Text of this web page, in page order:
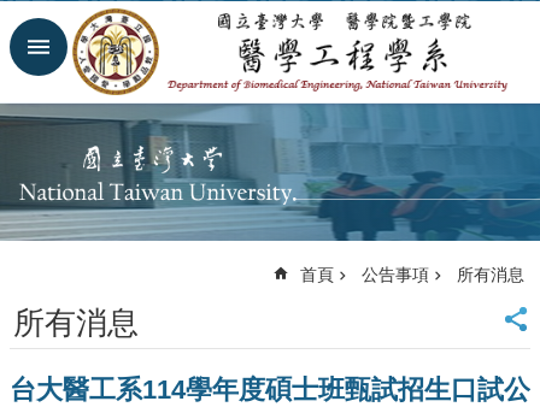
跳到主要內容區塊
進
搜
首
頁
覽
大
首頁 公告事項 所有消息
所有消息
台大醫工系114學年度碩士班甄試招生口試公